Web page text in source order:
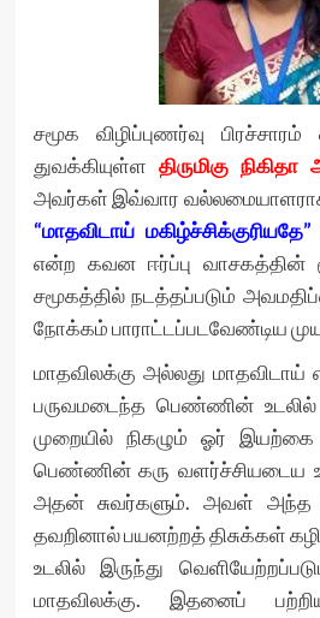
சமூக விழிப்புணர்வு
துவக்கியுள்ள திருமிகு
அவர்கள் இவ்வார வல்லமையாளராகப்
“மாதவிடாய்
என்ற கவன ஈர்ப்பு வாசகத்தின்
சமூகத்தில் நடத்தப்படும்
நோக்கம் பாராட்டப்படவேண்டிய
மாதவிலக்கு அல்லது
பருவமடைந்த பெண்ணின் உடலில்
முறையில் நிகழும் ஓர் இயற்கை
பெண்ணின் கரு வளர்ச்சியடைய
அதன் சுவர்களும். அவள் அந்த
தவறினால் பயனற்றத் திசுக்கள்
உடலில் இருந்து
மாதவிலக்கு. இதனைப்